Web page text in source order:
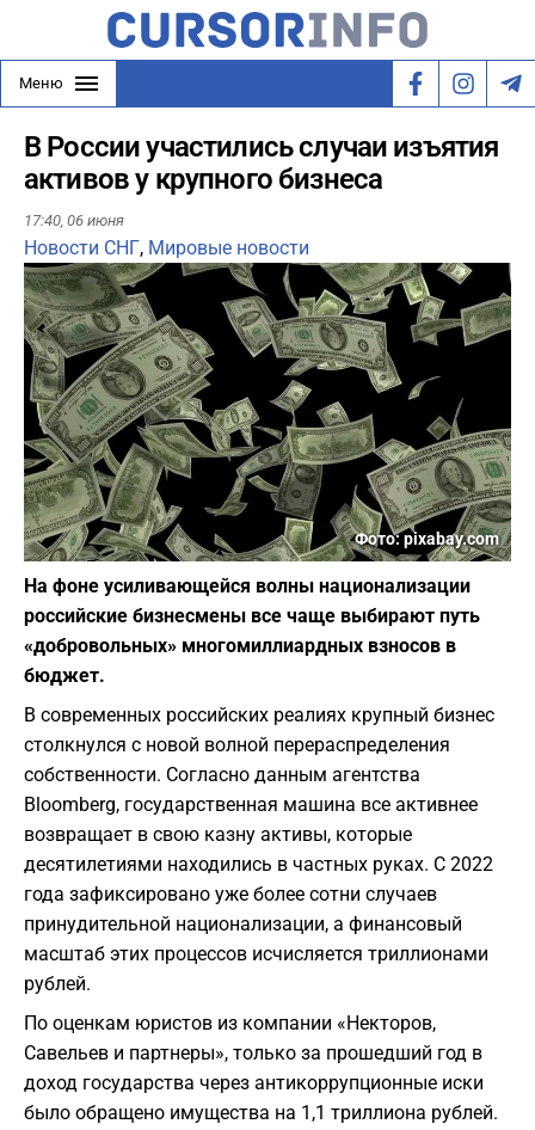
Меню
В России участились случаи изъятия
активов у крупного бизнеса
17:40, 06 июня
Новости СНГ, Мировые новости
Фото: pixabay.com
На фоне усиливающейся волны национализации
российские бизнесмены все чаще выбирают путь
«добровольных» многомиллиардных взносов в
бюджет.
В современных российских реалиях крупный бизнес
столкнулся с новой волной перераспределения
собственности. Согласно данным агентства
Bloomberg, государственная машина все активнее
возвращает в свою казну активы, которые
десятилетиями находились в частных руках. С 2022
года зафиксировано уже более сотни случаев
принудительной национализации, а финансовый
масштаб этих процессов исчисляется триллионами
рублей.
​По оценкам юристов из компании «Некторов,
Савельев и партнеры», только за прошедший год в
доход государства через антикоррупционные иски
было обращено имущества на 1,1 триллиона рублей.